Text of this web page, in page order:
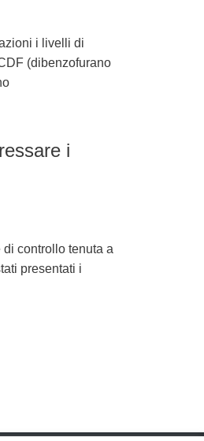
i livelli di
(dibenzofurano
i
controllo tenuta a
presentati i